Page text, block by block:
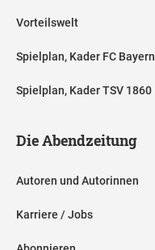
Vorteilswelt
Spielplan, Kader FC Bayern
Spielplan, Kader TSV 1860
Die Abendzeitung
Autoren und Autorinnen
Karriere / Jobs